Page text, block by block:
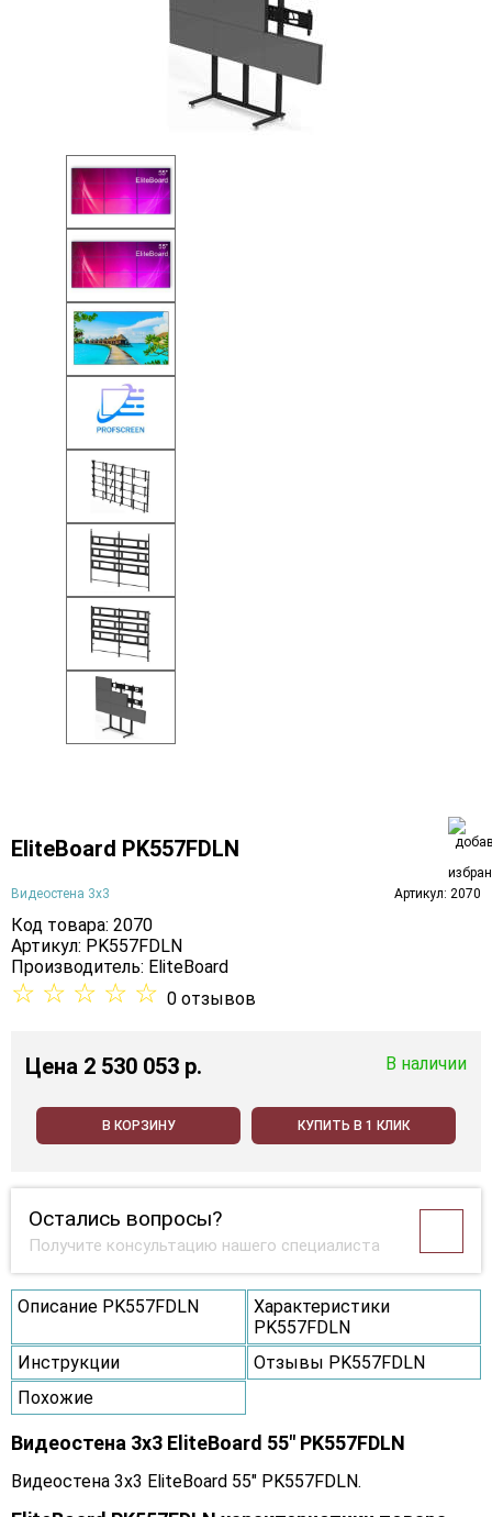
EliteBoard PK557FDLN
Видеостена 3х3 Артикул: 2070
Код товара: 2070
Артикул: PK557FDLN
Производитель: EliteBoard
☆ ☆ ☆ ☆ ☆ 0 отзывов
Цена 2 530 053 p. В наличии
В КОРЗИНУ КУПИТЬ В 1 КЛИК
Остались вопросы?
Получите консультацию нашего специалиста
Описание PK557FDLN
Характеристики
PK557FDLN
Инструкции
Отзывы PK557FDLN
Похожие
Видеостена 3x3 EliteBoard 55" PK557FDLN
Видеостена 3x3 EliteBoard 55" PK557FDLN.